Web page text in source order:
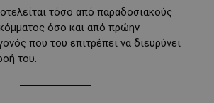
τόσο από παραδοσιακούς
όσο και από πρώην
που του επιτρέπει να διευρύνει
του.